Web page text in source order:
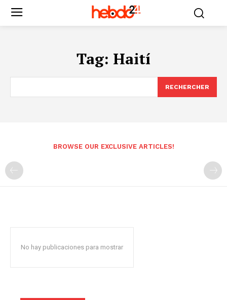
Tag: Haití
RECHERCHER
BROWSE OUR EXCLUSIVE ARTICLES!
No hay publicaciones para mostrar